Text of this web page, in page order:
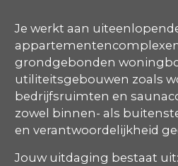
Je werkt aan
grondgebonden
utiliteitsgebouwen zoals
bedrijfsruimten en
zowel binnen- als
en verantwoordelijkheid
Jouw uitdaging bestaat uit: